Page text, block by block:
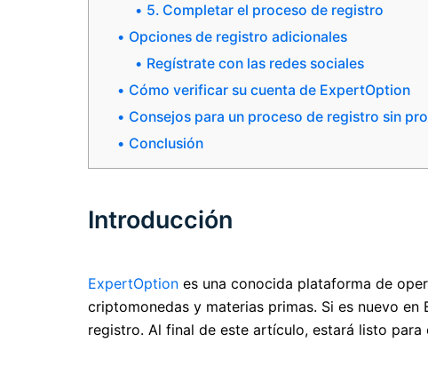
5. Completar el proceso de registro
Opciones de registro adicionales
Regístrate con las redes sociales
Cómo verificar su cuenta de ExpertOption
Consejos para un proceso de registro sin
Conclusión
Introducción
ExpertOption es una conocida plataforma de
criptomonedas y materias primas. Si es nuevo
registro. Al final de este artículo, estará listo